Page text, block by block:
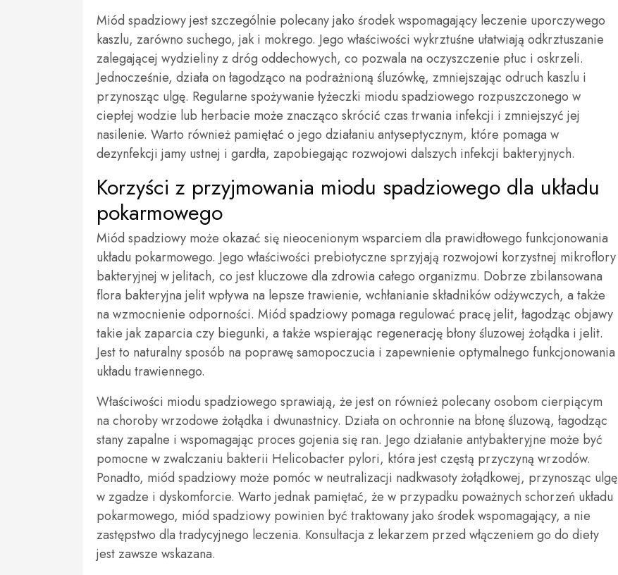
Miód spadziowy jest szczególnie polecany jako środek wspomagający leczenie uporczywego
kaszlu, zarówno suchego, jak i mokrego. Jego właściwości wykrztuśne ułatwiają odkrztuszanie
zalegającej wydzieliny z dróg oddechowych, co pozwala na oczyszczenie płuc i oskrzeli.
Jednocześnie, działa on łagodząco na podrażnioną śluzówkę, zmniejszając odruch kaszlu i
przynosząc ulgę. Regularne spożywanie łyżeczki miodu spadziowego rozpuszczonego w
ciepłej wodzie lub herbacie może znacząco skrócić czas trwania infekcji i zmniejszyć jej
nasilenie. Warto również pamiętać o jego działaniu antyseptycznym, które pomaga w
dezynfekcji jamy ustnej i gardła, zapobiegając rozwojowi dalszych infekcji bakteryjnych.
Korzyści z przyjmowania miodu spadziowego dla układu
pokarmowego
Miód spadziowy może okazać się nieocenionym wsparciem dla prawidłowego funkcjonowania
układu pokarmowego. Jego właściwości prebiotyczne sprzyjają rozwojowi korzystnej mikroflory
bakteryjnej w jelitach, co jest kluczowe dla zdrowia całego organizmu. Dobrze zbilansowana
flora bakteryjna jelit wpływa na lepsze trawienie, wchłanianie składników odżywczych, a także
na wzmocnienie odporności. Miód spadziowy pomaga regulować pracę jelit, łagodząc objawy
takie jak zaparcia czy biegunki, a także wspierając regenerację błony śluzowej żołądka i jelit.
Jest to naturalny sposób na poprawę samopoczucia i zapewnienie optymalnego funkcjonowania
układu trawiennego.
Właściwości miodu spadziowego sprawiają, że jest on również polecany osobom cierpiącym
na choroby wrzodowe żołądka i dwunastnicy. Działa on ochronnie na błonę śluzową, łagodząc
stany zapalne i wspomagając proces gojenia się ran. Jego działanie antybakteryjne może być
pomocne w zwalczaniu bakterii Helicobacter pylori, która jest częstą przyczyną wrzodów.
Ponadto, miód spadziowy może pomóc w neutralizacji nadkwasoty żołądkowej, przynosząc ulgę
w zgadze i dyskomforcie. Warto jednak pamiętać, że w przypadku poważnych schorzeń układu
pokarmowego, miód spadziowy powinien być traktowany jako środek wspomagający, a nie
zastępstwo dla tradycyjnego leczenia. Konsultacja z lekarzem przed włączeniem go do diety
jest zawsze wskazana.